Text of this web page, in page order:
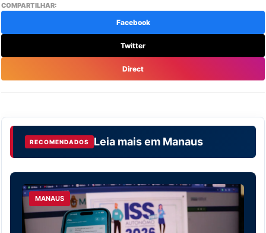
COMPARTILHAR:
Facebook
Twitter
Direct
RECOMENDADOS Leia mais em Manaus
MANAUS